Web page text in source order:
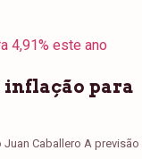
inflação para
Juan Caballero A previsão